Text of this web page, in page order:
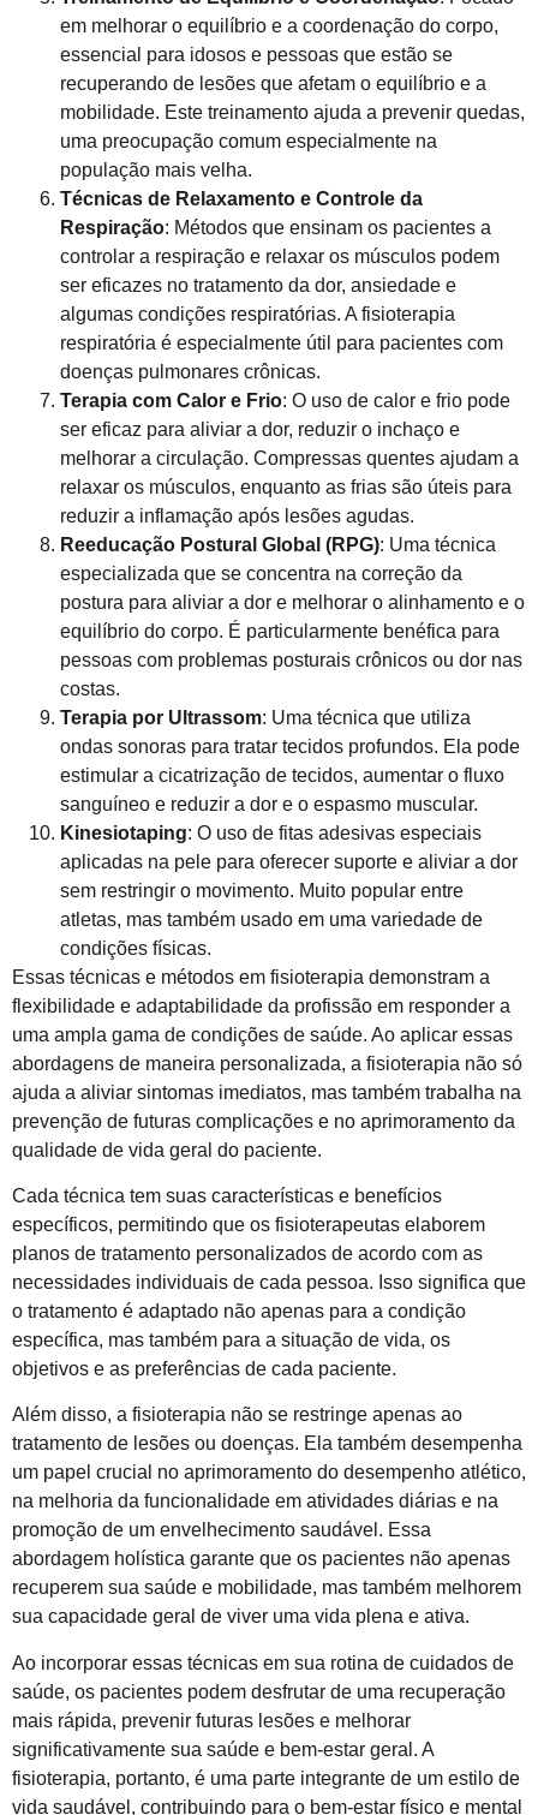
em melhorar o equilíbrio e a coordenação do corpo,
essencial para idosos e pessoas que estão se
recuperando de lesões que afetam o equilíbrio e a
mobilidade. Este treinamento ajuda a prevenir quedas,
uma preocupação comum especialmente na
população mais velha.
Técnicas de Relaxamento e Controle da
Respiração: Métodos que ensinam os pacientes a
controlar a respiração e relaxar os músculos podem
ser eficazes no tratamento da dor, ansiedade e
algumas condições respiratórias. A fisioterapia
respiratória é especialmente útil para pacientes com
doenças pulmonares crônicas.
Terapia com Calor e Frio: O uso de calor e frio pode
ser eficaz para aliviar a dor, reduzir o inchaço e
melhorar a circulação. Compressas quentes ajudam a
relaxar os músculos, enquanto as frias são úteis para
reduzir a inflamação após lesões agudas.
Reeducação Postural Global (RPG): Uma técnica
especializada que se concentra na correção da
postura para aliviar a dor e melhorar o alinhamento e o
equilíbrio do corpo. É particularmente benéfica para
pessoas com problemas posturais crônicos ou dor nas
costas.
Terapia por Ultrassom: Uma técnica que utiliza
ondas sonoras para tratar tecidos profundos. Ela pode
estimular a cicatrização de tecidos, aumentar o fluxo
sanguíneo e reduzir a dor e o espasmo muscular.
Kinesiotaping: O uso de fitas adesivas especiais
aplicadas na pele para oferecer suporte e aliviar a dor
sem restringir o movimento. Muito popular entre
atletas, mas também usado em uma variedade de
condições físicas.
Essas técnicas e métodos em fisioterapia demonstram a
flexibilidade e adaptabilidade da profissão em responder a
uma ampla gama de condições de saúde. Ao aplicar essas
abordagens de maneira personalizada, a fisioterapia não só
ajuda a aliviar sintomas imediatos, mas também trabalha na
prevenção de futuras complicações e no aprimoramento da
qualidade de vida geral do paciente.
Cada técnica tem suas características e benefícios
específicos, permitindo que os fisioterapeutas elaborem
planos de tratamento personalizados de acordo com as
necessidades individuais de cada pessoa. Isso significa que
o tratamento é adaptado não apenas para a condição
específica, mas também para a situação de vida, os
objetivos e as preferências de cada paciente.
Além disso, a fisioterapia não se restringe apenas ao
tratamento de lesões ou doenças. Ela também desempenha
um papel crucial no aprimoramento do desempenho atlético,
na melhoria da funcionalidade em atividades diárias e na
promoção de um envelhecimento saudável. Essa
abordagem holística garante que os pacientes não apenas
recuperem sua saúde e mobilidade, mas também melhorem
sua capacidade geral de viver uma vida plena e ativa.
Ao incorporar essas técnicas em sua rotina de cuidados de
saúde, os pacientes podem desfrutar de uma recuperação
mais rápida, prevenir futuras lesões e melhorar
significativamente sua saúde e bem-estar geral. A
fisioterapia, portanto, é uma parte integrante de um estilo de
vida saudável, contribuindo para o bem-estar físico e mental